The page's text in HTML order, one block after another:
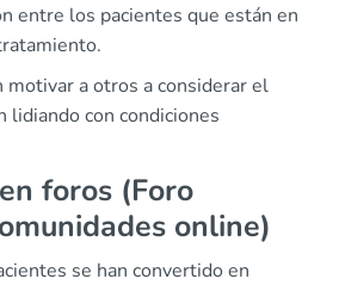
entre los pacientes que están en
motivar a otros a considerar el
con condiciones
foros (Foro
online)
se han convertido en